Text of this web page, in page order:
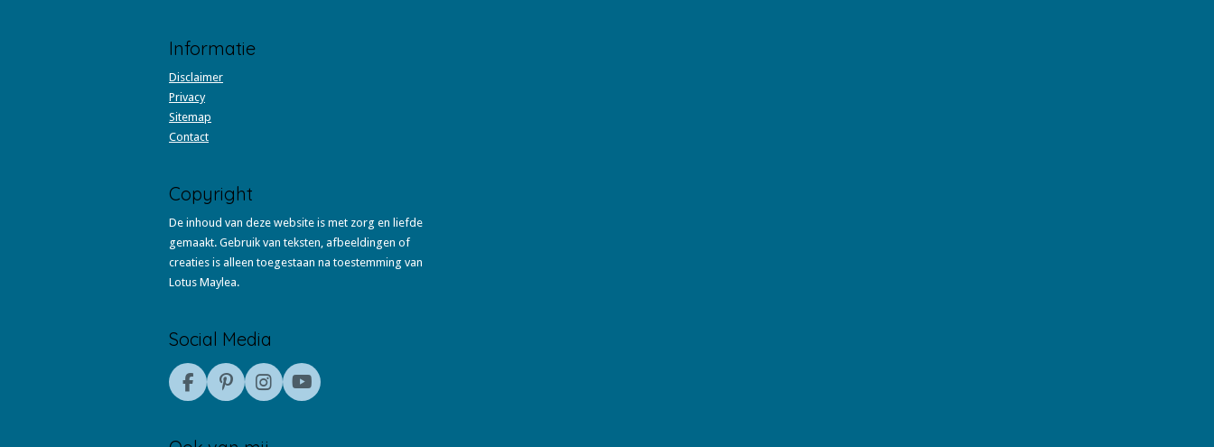
Informatie
Disclaimer
Privacy
Sitemap
Contact
Copyright
De inhoud van deze website is met zorg en liefde
gemaakt. Gebruik van teksten, afbeeldingen of
creaties is alleen toegestaan na toestemming van
Lotus Maylea.
Social Media
F
a
e
P
i
t
I
n
t
Y
o